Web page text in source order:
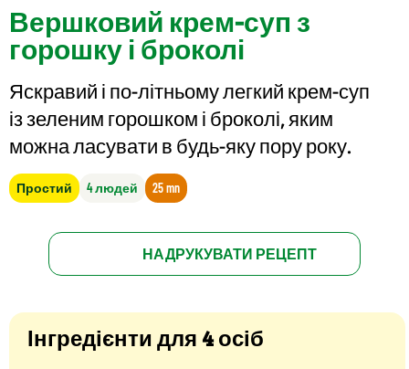
Вершковий крем-суп з
горошку і броколі
Яскравий і по-літньому легкий крем-суп
із зеленим горошком і броколі, яким
можна ласувати в будь-яку пору року.
Простий 4 людей 25 mn
НАДРУКУВАТИ РЕЦЕПТ
Інгредієнти для 4 осіб